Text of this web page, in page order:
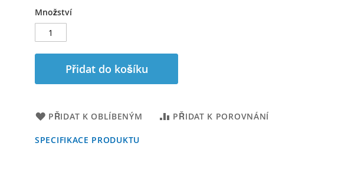
Množství
Přidat do košíku
PŘIDAT K OBLÍBENÝM PŘIDAT K POROVNÁNÍ
SPECIFIKACE PRODUKTU